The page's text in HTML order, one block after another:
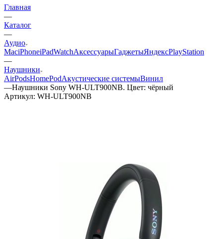
Главная
—
Каталог
—
Аудио
MaciPhoneiPadWatchАксессуарыГаджетыЯндексPlayStation
—
Наушники
AirPodsHomePodАкустические системыВинил
—Наушники Sony WH-ULT900NB. Цвет: чёрный
Артикул: WH-ULT900NB